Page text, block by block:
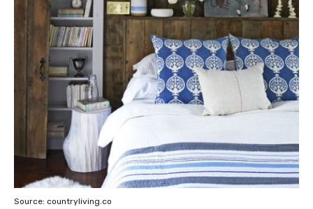
Source: countryliving.co